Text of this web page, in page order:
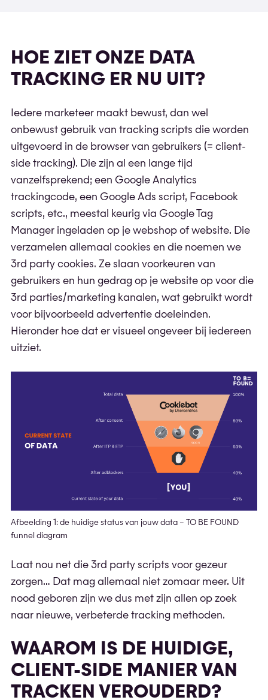
HOE ZIET ONZE DATA
TRACKING ER NU UIT?
Iedere marketeer maakt bewust, dan wel
onbewust gebruik van tracking scripts die worden
uitgevoerd in de browser van gebruikers (= client-
side tracking). Die zijn al een lange tijd
vanzelfsprekend; een Google Analytics
trackingcode, een Google Ads script, Facebook
scripts, etc., meestal keurig via Google Tag
Manager ingeladen op je webshop of website. Die
verzamelen allemaal cookies en die noemen we
3rd party cookies. Ze slaan voorkeuren van
gebruikers en hun gedrag op je website op voor die
3rd parties/marketing kanalen, wat gebruikt wordt
voor bijvoorbeeld advertentie doeleinden.
Hieronder hoe dat er visueel ongeveer bij iedereen
uitziet.
Afbeelding 1: de huidige status van jouw data – TO BE FOUND
funnel diagram
Laat nou net die 3rd party scripts voor gezeur
zorgen… Dat mag allemaal niet zomaar meer. Uit
nood geboren zijn we dus met zijn allen op zoek
naar nieuwe, verbeterde tracking methoden.
WAAROM IS DE HUIDIGE,
CLIENT-SIDE MANIER VAN
TRACKEN VEROUDERD?